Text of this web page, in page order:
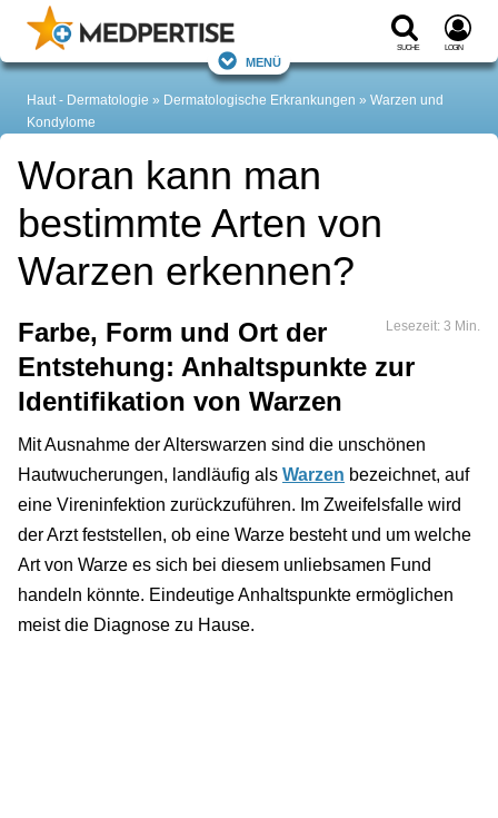
Suche Login
Menü
Haut - Dermatologie Dermatologische Erkrankungen
Warzen und
Kondylome
Woran kann man
bestimmte Arten von
Warzen erkennen?
Lesezeit: 3 Min.
Farbe, Form und Ort der
Entstehung: Anhaltspunkte zur
Identifikation von Warzen
Mit Ausnahme der Alterswarzen sind die unschönen
Hautwucherungen, landläufig als Warzen bezeichnet, auf
eine Vireninfektion zurückzuführen. Im Zweifelsfalle wird
der Arzt feststellen, ob eine Warze besteht und um welche
Art von Warze es sich bei diesem unliebsamen Fund
handeln könnte. Eindeutige Anhaltspunkte ermöglichen
meist die Diagnose zu Hause.